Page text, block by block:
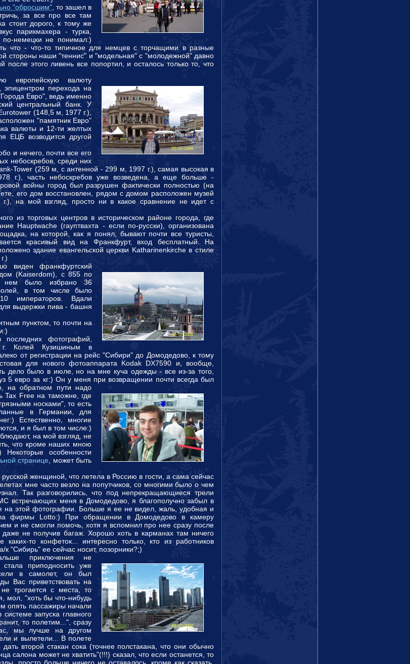
"обросшим", то зашел в
за все про все там
стоит дорого, к тому же
парикмахера - турка,
немецки не понимал:)
что - что-то типичное для немцев с торчащими в разные
стороны наши "теннис" и "модельная" с "молодежной" давно
этого ливень все попортил, и осталось только то, что
европейскую валюту
эпицентром перехода на
Евро", ведь именно
центральный банк. У
(148,5 м, 1977 г.),
"памятник Евро"
валюты и 12-ти желтых
ЕЦБ возводится другой
и нечего, почти все его
небоскребов, среди них
Tower (259 м, с антенной - 299 м, 1997 г.), самая высокая в
г.), часть небоскребов уже возведена, а еще больше -
войны город был разрушен фактически полностью (на
его дом восстановлен, рядом с домом расположен музей
на мой взгляд, просто ни в какое сравнение не идет с
из торговых центров в историческом районе города, где
Hauptwache (гауптвахта - если по-русски), организована
на которой, как я понял, бывают почти все туристы,
красивый вид на Франкфурт, вход бесплатный. На
здание евангельской церкви Katharinenkirche в стиле
виден франкфуртский
(Kaiserdom), с 855 по
было избрано 36
в том числе было
императоров. Вдали
выдержки пива - башня
пунктом, то почти на
фотографий,
Колей Кузишиным в
от регистрации на рейс "Сибири" до Домодедово, к тому
для нового фотоаппарата Kodak DX7590 и, вообще,
дело было в июле, но на мне куча одежды - все из-за того,
5 евро за кг:) Он у меня при возвращении почти всегда был
на обратном пути надо
Tax Free на таможне, где
носками", то есть
в Германии, для
Естественно, многие
и я был в том числе:)
на мой взгляд, не
что кроме наших мною
особенности
странице , может быть
женщиной, что летела в Россию в гости, а сама сейчас
мне часто везло на попутчиков, со многими было о чем
Так разговорились, что под непрекращающиеся трели
встречающих меня в Домодедово, я благополучно забыл в
я на этой фотографии. Больше я ее не видел, жаль, удобная и
фирмы Lotto:) При обращении в Домодедово в камеру
и не смогли помочь, хотя я вспомнил про нее сразу после
даже не получив багаж. Хорошо хоть в карманах там ничего
то конфеток... интересно только, кто из работников
"Сибирь" ее сейчас носит, позорники?;)
приключения не
приподносить уже
в самолет, он был
Вас приветствовать на
трогается с места, то
мол, "хоть бы что-нибудь
опять пассажиры начали
запуска главного
то полетим...", сразу
мы лучше на другом
и вылетели... В полете
второй стакан сока (точнее полстакана, что они обычно
салона может не хватить"(!!!) сказал, что если останется, то